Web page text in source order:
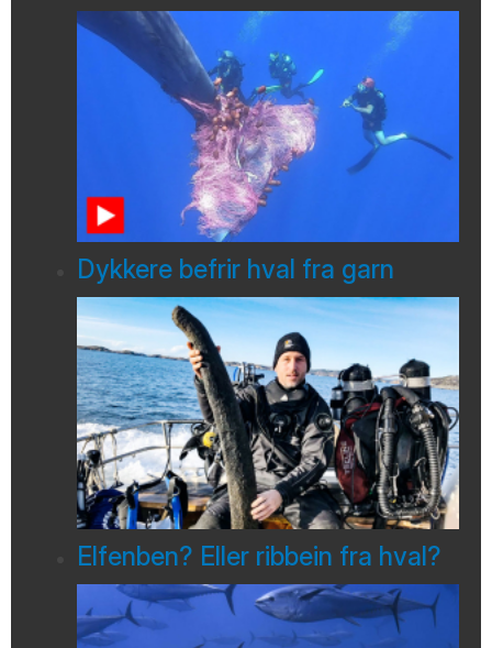
Dykkere befrir hval fra garn
Elfenben? Eller ribbein fra hval?